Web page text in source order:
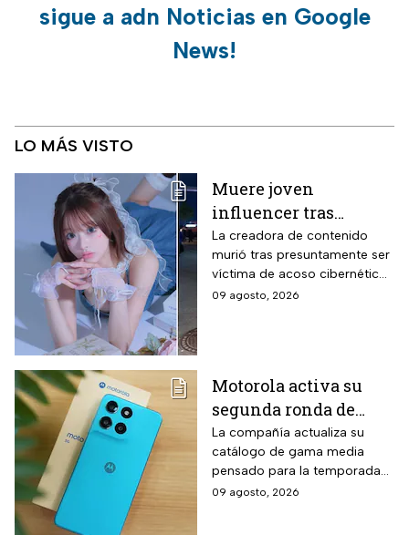
sigue a adn Noticias en Google
News!
LO MÁS VISTO
Muere joven
influencer tras
polémica por
ENHYPEN; investigan
ciberacoso
La creadora de contenido
murió tras presuntamente ser
víctima de acoso cibernético
tras un malentendido en un
09 agosto, 2026
Motorola activa su
segunda ronda de
descuentos para el
regreso a clases: el
Moto G67 baja $2,000
pesos y la promoción
La compañía actualiza su
catálogo de gama media
pensado para la temporada
escolar con un equipo de
09 agosto, 2026